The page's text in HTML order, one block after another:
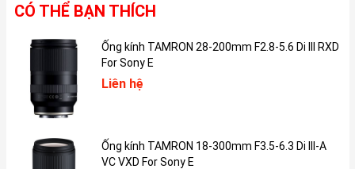
2. Màn hình:
CÓ THỂ BẠN THÍCH
Ống kính TAMRON 28-200mm F2.8-5.6 Di III RXD
For Sony E
Liên hệ
Ống kính TAMRON 18-300mm F3.5-6.3 Di III-A
VC VXD For Sony E